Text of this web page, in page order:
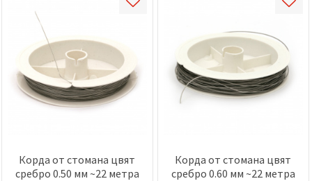
Корда от стомана цвят
сребро 0.50 мм ~22 метра
Корда от стомана цвят
сребро 0.60 мм ~22 метра